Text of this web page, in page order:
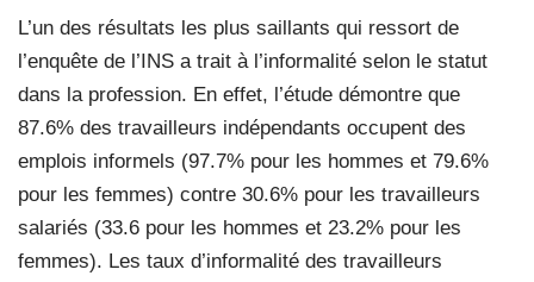
L’un des résultats les plus saillants qui ressort de
l’enquête de l’INS a trait à l’informalité selon le statut
dans la profession. En effet, l’étude démontre que
87.6% des travailleurs indépendants occupent des
emplois informels (97.7% pour les hommes et 79.6%
pour les femmes) contre 30.6% pour les travailleurs
salariés (33.6 pour les hommes et 23.2% pour les
femmes). Les taux d’informalité des travailleurs